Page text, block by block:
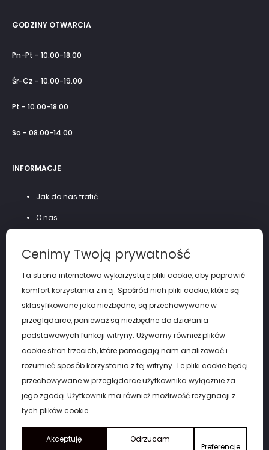
GODZINY OTWARCIA
Pn-Pt - 10.00-18.00
Śr-Cz - 10.00-19.00
Pt - 10.00-18.00
So - 08.00-14.00
INFORMACJE
Jak do nas trafić
O nas
Polityka prywatności
Copyright by eGARNITUR Łódź. © 2026
Cenimy Twoją prywatność
Ta strona internetowa wykorzystuje pliki cookie, aby poprawić
komfort korzystania z niej. Spośród nich pliki cookie, które są
sklasyfikowane jako niezbędne, są przechowywane w
przeglądarce, ponieważ są niezbędne do działania
podstawowych funkcji witryny. Używamy również plików
cookie stron trzecich, które pomagają nam analizować i
rozumieć sposób korzystania z tej witryny. Te pliki cookie będą
przechowywane w przeglądarce użytkownika wyłącznie za
jego zgodą. Użytkownik ma również możliwość rezygnacji z
tych plików cookie.
Akceptuję
Odrzucam
Preferencje